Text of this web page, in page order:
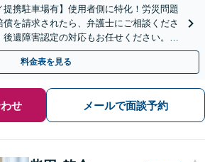
提携駐車場有】使用者側に特化！労災問題
を請求されたら、弁護士にご相談くださ
遺障害認定の対応もお任せください。
】
料金表を見る
せ メールで面談予約